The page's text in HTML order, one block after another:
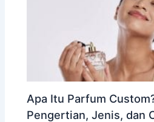
Apa Itu Parfum
Pengertian, Jenis, dan